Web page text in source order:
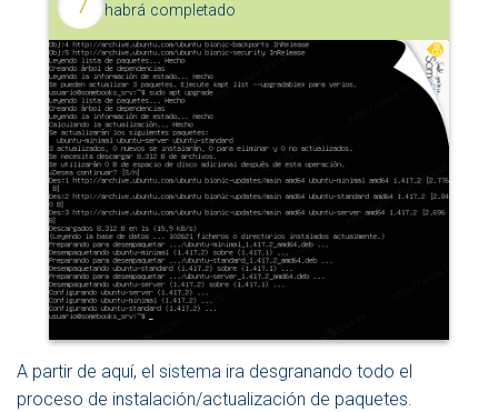
habrá completado
A partir de aquí, el sistema ira desgranando todo el
proceso de instalación/actualización de paquetes.